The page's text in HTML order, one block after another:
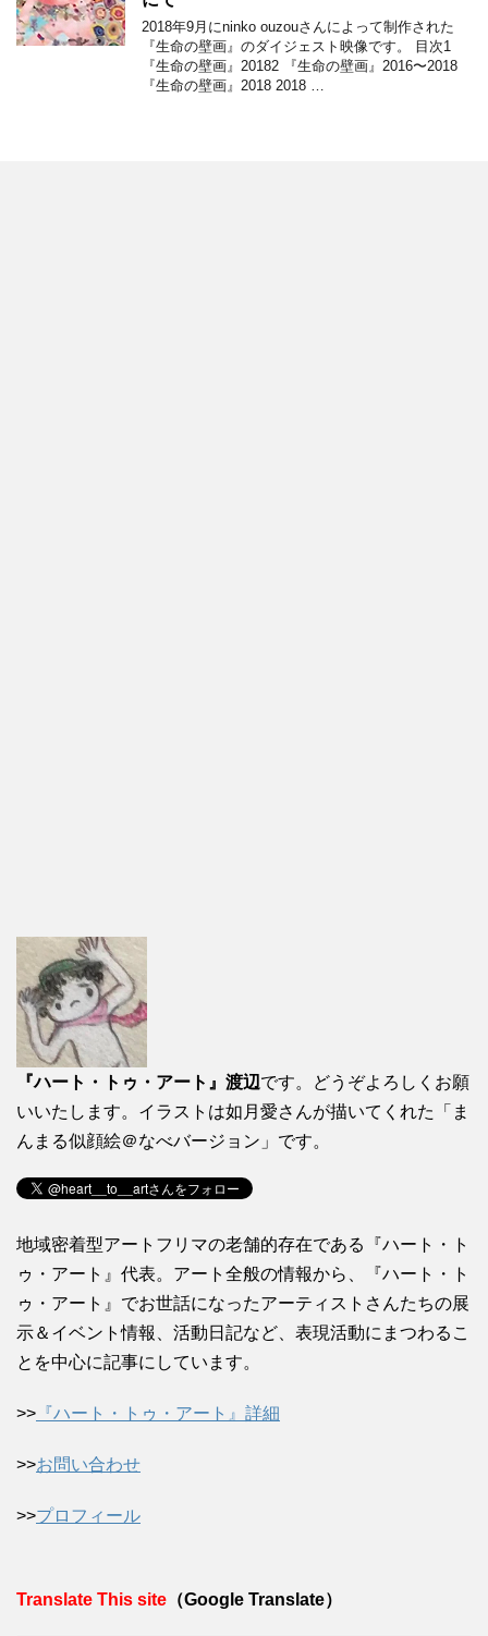
2018年9月にninko ouzouさんによって制作された
『生命の壁画』のダイジェスト映像です。 目次1
『生命の壁画』20182 『生命の壁画』2016〜2018
『生命の壁画』2018 2018 …
『ハート・トゥ・アート』渡辺です。どうぞよろしくお願
いいたします。イラストは如月愛さんが描いてくれた「ま
んまる似顔絵＠なべバージョン」です。
地域密着型アートフリマの老舗的存在である『ハート・ト
ゥ・アート』代表。アート全般の情報から、『ハート・ト
ゥ・アート』でお世話になったアーティストさんたちの展
示＆イベント情報、活動日記など、表現活動にまつわるこ
とを中心に記事にしています。
>> 『ハート・トゥ・アート』詳細
>>お問い合わせ
>>プロフィール
Translate This site （Google Translate）